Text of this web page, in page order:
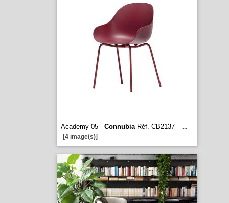
Academy 05 - ConnubiaRéf. CB2137
...
[4 image(s)]